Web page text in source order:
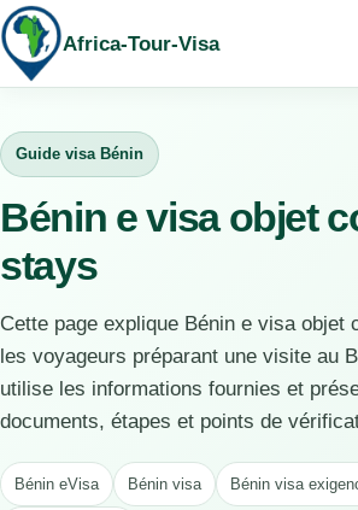
Africa-Tour-Visa
Guide visa Bénin
Bénin e visa objet
stays
Cette page explique Bénin e visa objet
les voyageurs préparant une visite au
utilise les informations fournies et
documents, étapes et points de
Bénin eVisa Bénin visa Bénin visa